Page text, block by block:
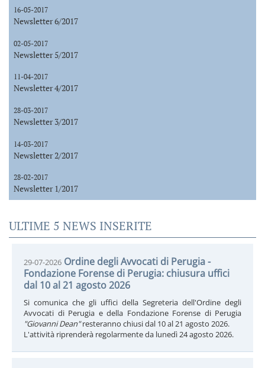
16-05-2017
Newsletter 6/2017
02-05-2017
Newsletter 5/2017
11-04-2017
Newsletter 4/2017
28-03-2017
Newsletter 3/2017
14-03-2017
Newsletter 2/2017
28-02-2017
Newsletter 1/2017
ULTIME 5 NEWS INSERITE
29-07-2026 Ordine degli Avvocati di Perugia -
Fondazione Forense di Perugia: chiusura uffici
dal 10 al 21 agosto 2026
Si comunica che gli uffici della Segreteria dell'Ordine degli
Avvocati di Perugia e della Fondazione Forense di Perugia
"Giovanni Dean"resteranno chiusi dal 10 al 21 agosto 2026.
L'attività riprenderà regolarmente da lunedì 24 agosto 2026.